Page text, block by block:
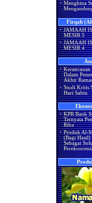
· Menghina
Firqah
· JAMAAH
MESIR 5
· JAMAAH
MESIR 4
·
Dalam
Akhir
· Studi Kritis
Hari Sabtu
· KPR Bank
Ternyata
Riba
· Produk Al-
(Bagi Hasil)
Sebagai